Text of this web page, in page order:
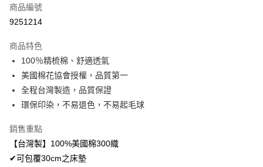
超商取貨付款
Apple Pay
悠遊付
Google Pay
AFTEE先享後付
相關說明
AFTEE先享後付是「在收到商品之後才付款」的支付方式。 讓您購物簡單
ATM付款
商品編號
9251214
商品特色
100％精梳棉、舒適透氣
美國棉花協會授權，品質第一
全程台灣製造，品質保證
環保印染，不易退色，不易起毛球
銷售重點
【台灣製】100%美國棉300織
✔可包覆30cm之床墊